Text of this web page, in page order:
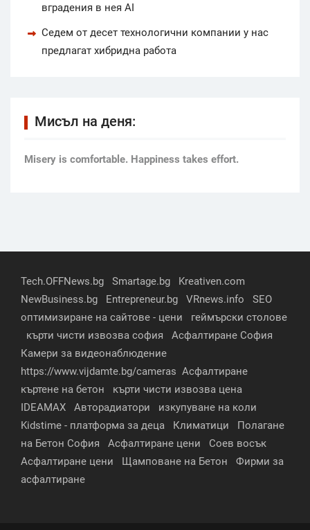
вградения в нея AI
Седем от десет технологични компании у нас
предлагат хибридна работа
Мисъл на деня:
Мisery is comfortable. Happiness takes effort.
Tech.OFFNews.bg Smartage.bg
Kreativen.com
NewBusiness.bg
Entrepreneur.bg VRnews.info
SEO
оптимизиране на сайтове - цени
геймърски столове
кърти чисти извозва софия
Асфалтиране София
Камери за видеонаблюдение
https://www.vijdamte.bg/cameras Асфалтиране
къртене на бетон
кърти чисти извозва цена
IDEAMAX
Авторадиатори
изкупуване на коли
Kidstime - платформа за деца
Климатици
Полагане
на Бетон София
Асфалтиране цени
Соев восък
Асфалтиране цени
Щамповане на Бетон
Фирми за
асфалтиране